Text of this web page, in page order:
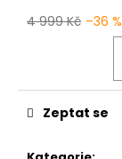
4 999 Kč –36 %
Zeptat se